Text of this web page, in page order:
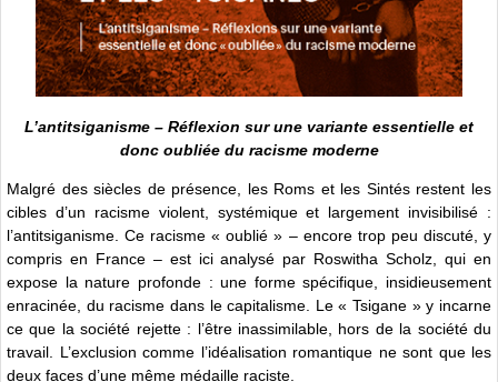
L’antitsiganisme – Réflexion sur une variante essentielle et
donc oubliée du racisme moderne
Malgré des siècles de présence, les Roms et les Sintés restent les
cibles d’un racisme violent, systémique et largement invisibilisé :
l’antitsiganisme. Ce racisme « oublié » – encore trop peu discuté, y
compris en France – est ici analysé par Roswitha Scholz, qui en
expose la nature profonde : une forme spécifique, insidieusement
enracinée, du racisme dans le capitalisme. Le « Tsigane » y incarne
ce que la société rejette : l’être inassimilable, hors de la société du
travail. L’exclusion comme l’idéalisation romantique ne sont que les
deux faces d’une même médaille raciste.